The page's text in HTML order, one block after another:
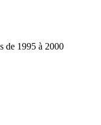
de 1995 à 2000